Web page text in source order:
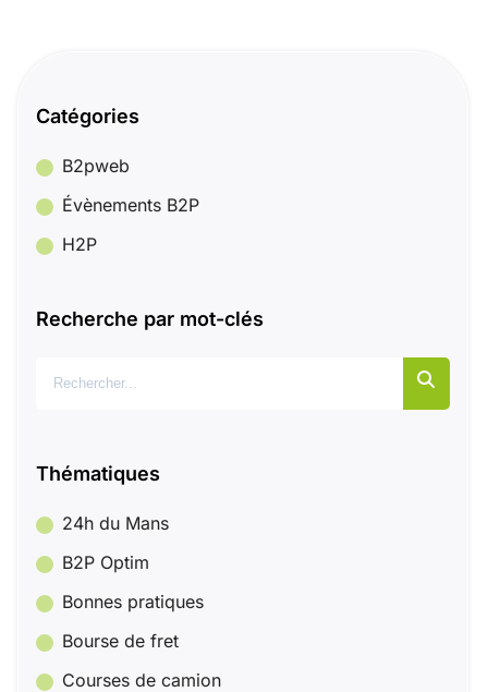
Catégories
B2pweb
Évènements B2P
H2P
Recherche par mot-clés
Thématiques
24h du Mans
B2P Optim
Bonnes pratiques
Bourse de fret
Courses de camion